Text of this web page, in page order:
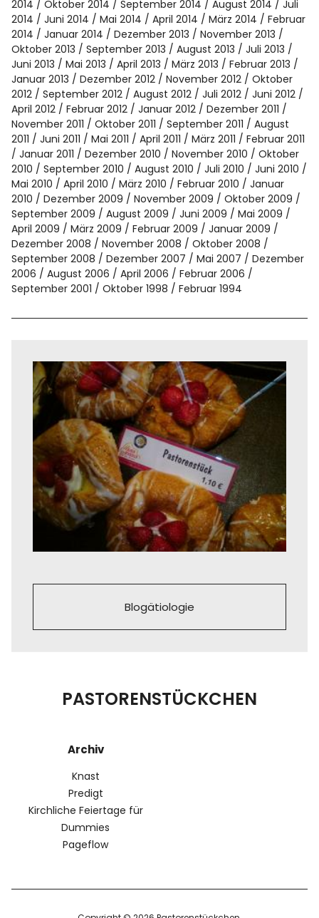
2014
Oktober 2014 September 2014 August 2014
Juli
2014
Juni 2014 Mai 2014 April 2014 März 2014
Februar
2014
Januar 2014 Dezember 2013
November 2013
Oktober 2013
September 2013 August 2013
Juli 2013
Juni 2013
Mai 2013 April 2013 März 2013
Februar 2013
Januar 2013
Dezember 2012 November 2012
Oktober
2012
September 2012 August 2012 Juli 2012
Juni 2012
April 2012
Februar 2012 Januar 2012
Dezember 2011
November 2011
Oktober 2011 September 2011
August
2011
Juni 2011 Mai 2011 April 2011 März 2011
Februar 2011
Januar 2011
Dezember 2010 November 2010
Oktober
2010
September 2010 August 2010 Juli 2010
Juni 2010
Mai 2010
April 2010 März 2010 Februar 2010
Januar
2010
Dezember 2009 November 2009
Oktober 2009
September 2009
August 2009 Juni 2009
Mai 2009
April 2009
März 2009 Februar 2009
Januar 2009
Dezember 2008
November 2008
Oktober 2008
September 2008
Dezember 2007 Mai 2007
Dezember
2006
August 2006 April 2006
Februar 2006
September 2001
Oktober 1998 Februar 1994
Blogätiologie
PASTORENSTÜCKCHEN
Archiv
Knast
Predigt
Kirchliche Feiertage für
Dummies
Pageflow